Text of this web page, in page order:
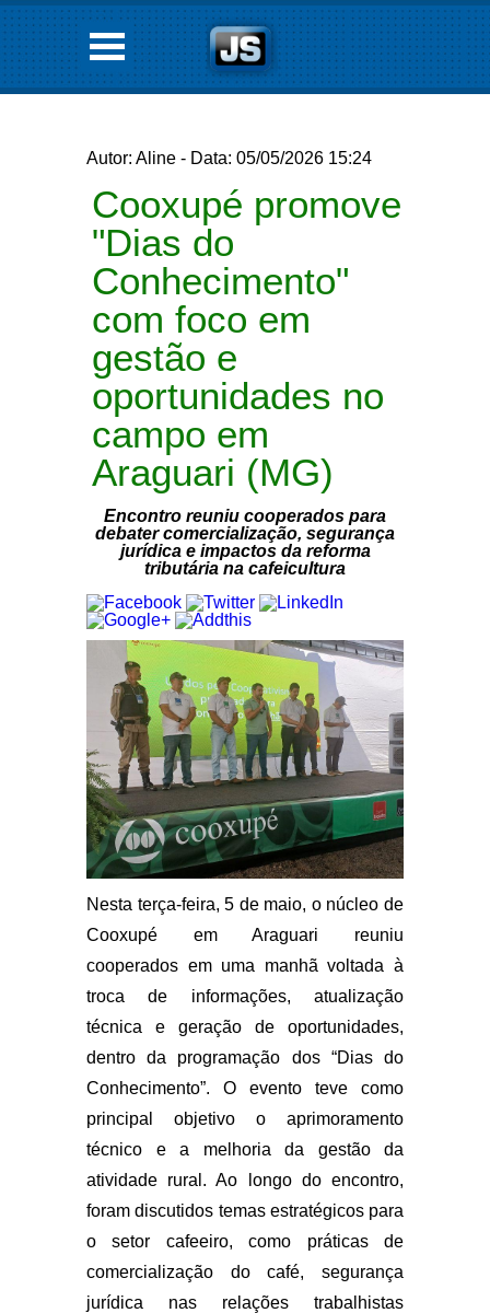
Autor: Aline - Data: 05/05/2026 15:24
Cooxupé promove
"Dias do
Conhecimento"
com foco em
gestão e
oportunidades no
campo em
Araguari (MG)
Encontro reuniu cooperados para
debater comercialização, segurança
jurídica e impactos da reforma
tributária na cafeicultura
Nesta terça-feira, 5 de maio, o núcleo de
Cooxupé emAraguari reuniu
cooperados em uma manhã voltada à
troca de informações, atualização
técnica e geração de oportunidades,
dentro da programação dos “Dias do
Conhecimento”. O evento teve como
principal objetivo o aprimoramento
técnico e a melhoria da gestão da
atividade rural. Ao longo do encontro,
foram discutidos temas estratégicos para
o setor cafeeiro, como práticas de
comercialização do café, segurança
jurídica nas relações trabalhistas